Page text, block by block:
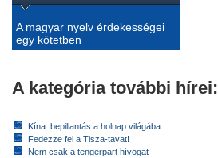
A magyar nyelv érdekességei
egy kötetben
A kategória további hírei:
Kína: bepillantás a holnap világába
Fedezze fel a Tisza-tavat!
Nem csak a tengerpart hívogat